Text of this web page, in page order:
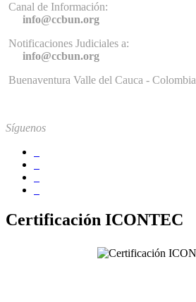
Canal de Información:
info@ccbun.org
Notificaciones Judiciales a:
info@ccbun.org
Buenaventura Valle del Cauca - Colombia
Síguenos
Certificación ICONTEC